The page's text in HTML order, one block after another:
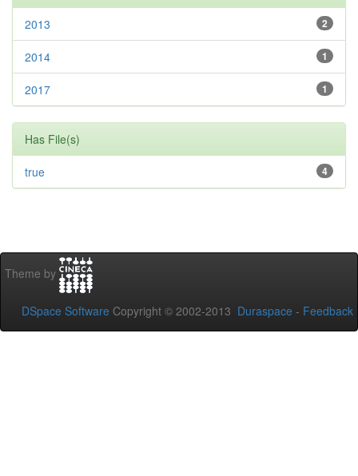
2
2013
1
2014
1
2017
Has File(s)
4
true
Theme by
DSpace Software Copyright © 2002-2013 Duraspace - Feedback